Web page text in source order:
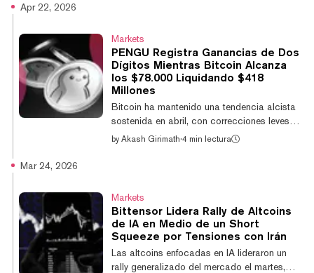
Apr 22, 2026
Markets
PENGU Registra Ganancias de Dos
Dígitos Mientras Bitcoin Alcanza
los $78.000 Liquidando $418
Millones
Bitcoin ha mantenido una tendencia alcista
sostenida en abril, con correcciones leves
que han permitido a las altcoins extender sus
Bitcoin Cash registraron aumentos de más
del 5% en las últimas 24 horas. El auge de
las altcoins se da mientras Bitcoin ronda los
$78.000, con un alza de casi el 2% en las
últimas 24 horas, según datos de Coin...
by Akash Girimath·4 min lectura
Mar 24, 2026
Markets
Bittensor Lidera Rally de Altcoins
de IA en Medio de un Short
Squeeze por Tensiones con Irán
Las altcoins enfocadas en IA lideraron un
rally generalizado del mercado el martes,